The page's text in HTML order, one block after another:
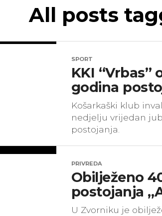
All posts
SPORT
KKI “Vrbas”
godina
Košarkaški klub
nedjelju vrijedan
postojanja.
PRIVREDA
Obilježeno
postojanja
U Zvorniku je